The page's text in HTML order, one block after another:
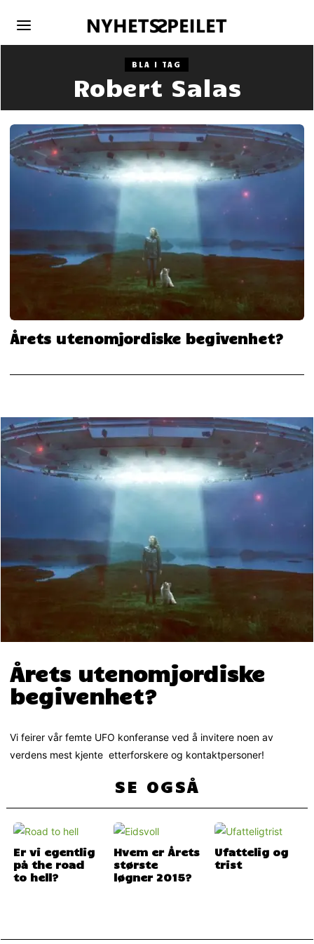
BLA I TAG
Robert Salas
Årets utenomjordiske begivenhet?
Årets utenomjordiske
begivenhet?
Vi feirer vår femte UFO konferanse ved å invitere noen av
verdens mest kjente etterforskere og kontaktpersoner!
SE OGSÅ
Er vi egentlig
på the road
to hell?
Hvem er Årets
største
løgner 2015?
Ufattelig og
trist